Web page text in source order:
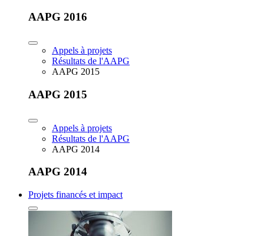
AAPG 2016
Appels à projets
Résultats de l'AAPG
AAPG 2015
AAPG 2015
Appels à projets
Résultats de l'AAPG
AAPG 2014
AAPG 2014
Projets financés et impact